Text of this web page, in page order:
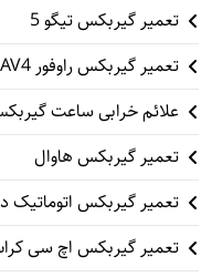
تعمیر گیربکس تیگو 5
تعمیر گیربکس راوفور RAV4
علائم خرابی ساعت
تعمیر گیربکس هاوال
تعمیر گیربکس اتوماتیک
تعمیر گیربکس اچ سی